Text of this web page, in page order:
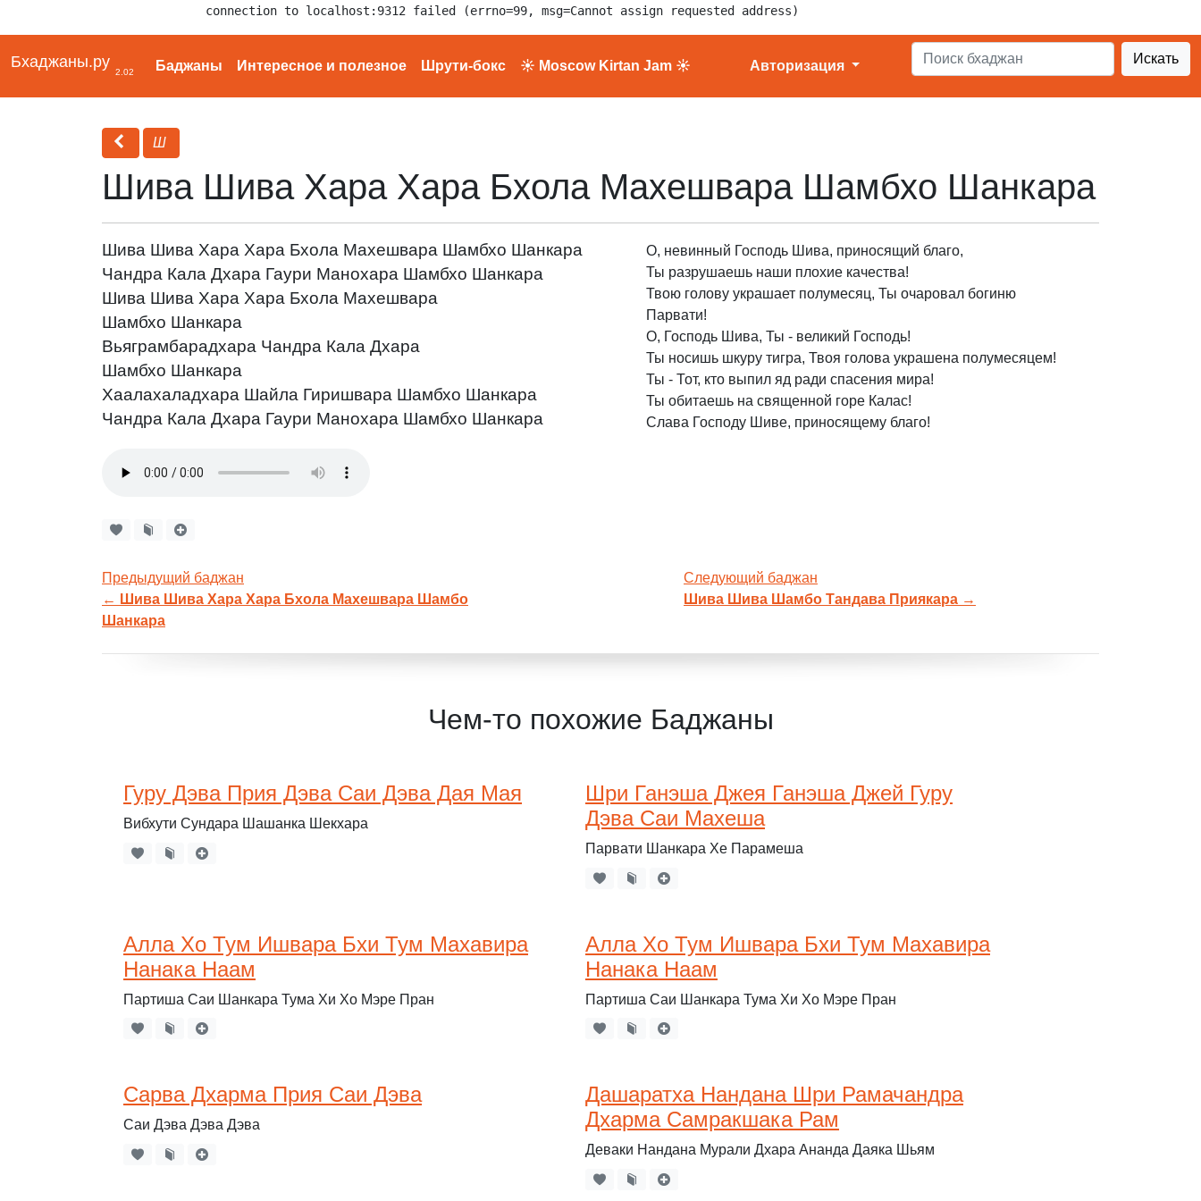
connection to localhost:9312 failed (errno=99, msg=Cannot assign requested address)
Бхаджаны.ру
2.02 Баджаны Интересное и полезное Шрути-бокс ☀ Moscow Kirtan Jam ☀ Авторизация Искать
Ш
Шива Шива Хара Хара Бхола Махешвара Шамбхо Шанкара
Шива Шива Хара Хара Бхола Махешвара Шамбхо Шанкара
Чандра Кала Дхара Гаури Манохара Шамбхо Шанкара
Шива Шива Хара Хара Бхола Махешвара
Шамбхо Шанкара
Вьяграмбарадхара Чандра Кала Дхара
Шамбхо Шанкара
Хаалахаладхара Шайла Гиришвара Шамбхо Шанкара
Чандра Кала Дхара Гаури Манохара Шамбхо Шанкара
О, невинный Господь Шива, приносящий благо,
Ты разрушаешь наши плохие качества!
Твою голову украшает полумесяц, Ты очаровал богиню
Парвати!
О, Господь Шива, Ты - великий Господь!
Ты носишь шкуру тигра, Твоя голова украшена полумесяцем!
Ты - Тот, кто выпил яд ради спасения мира!
Ты обитаешь на священной горе Калас!
Слава Господу Шиве, приносящему благо!
Предыдущий баджан
← Шива Шива Хара Хара Бхола Махешвара Шамбо
Шанкара
Следующий баджан
Шива Шива Шамбо Тандава Приякара →
Чем-то похожие Баджаны
Гуру Дэва Прия Дэва Саи Дэва Дая Мая
Вибхути Сундара Шашанка Шекхара
Шри Ганэша Джея Ганэша Джей Гуру
Дэва Саи Махеша
Парвати Шанкара Хе Парамеша
Алла Хо Тум Ишвара Бхи Тум Махавира
Нанака Наам
Партиша Саи Шанкара Тума Хи Хо Мэре Пран
Алла Хо Тум Ишвара Бхи Тум Махавира
Нанака Наам
Партиша Саи Шанкара Тума Хи Хо Мэре Пран
Сарва Дхарма Прия Саи Дэва
Саи Дэва Дэва Дэва
Дашаратха Нандана Шри Рамачандра
Дхарма Самракшака Рам
Деваки Нандана Мурали Дхара Ананда Даяка Шьям